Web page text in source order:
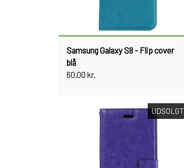
Samsung Galaxy S8 - Flip cover
blå
60,00 kr.
UDSOLGT